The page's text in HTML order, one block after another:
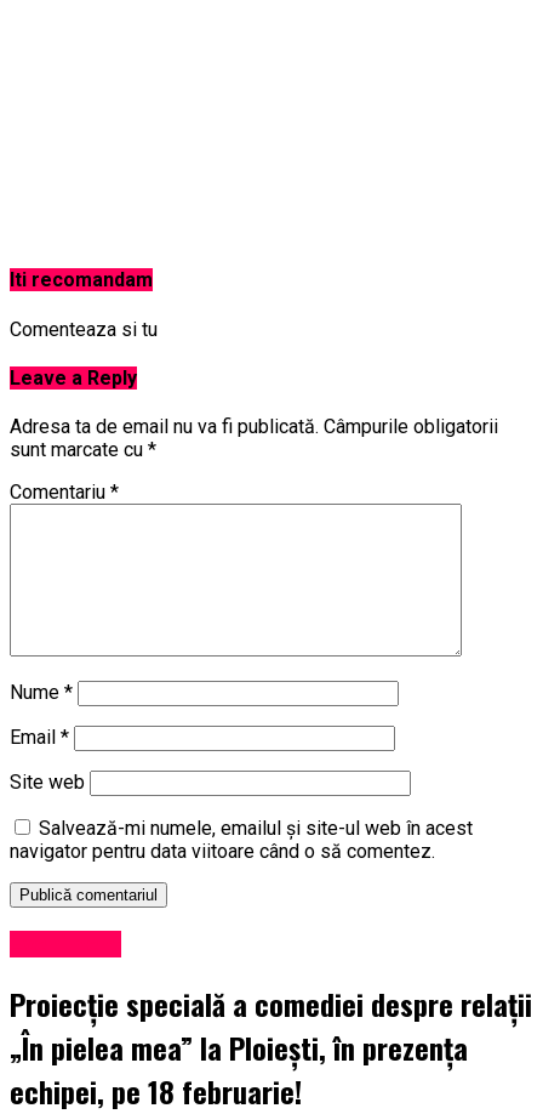
Iti recomandam
Comenteaza si tu
Leave a Reply
Adresa ta de email nu va fi publicată. Câmpurile obligatorii
sunt marcate cu *
Comentariu *
Nume *
Email *
Site web
Salvează-mi numele, emailul și site-ul web în acest
navigator pentru data viitoare când o să comentez.
Proiecție specială a comediei despre relații
„În pielea mea” la Ploiești, în prezența
echipei, pe 18 februarie!